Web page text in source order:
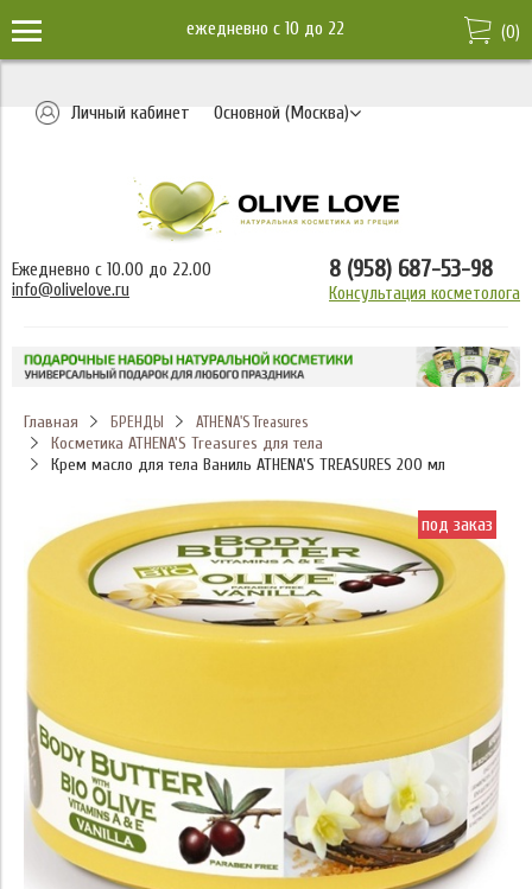
ежедневно c 10 до 22 (0)
Личный кабинет Основной (Москва)
Ежедневно с 10.00 до 22.00
info@olivelove.ru
8 (958) 687-53-98
Консультация косметолога
Главная БРЕНДЫ ATHENA'S Treasures
Косметика ATHENA'S Treasures для тела
Крем масло для тела Ваниль ATHENA'S TREASURES 200 мл
под заказ